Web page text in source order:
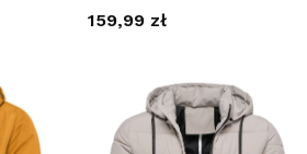
Cena
159,99 zł